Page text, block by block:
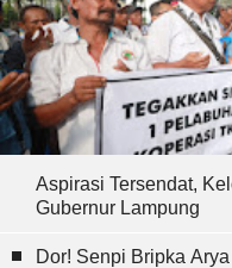
Aspirasi Tersendat,
Gubernur Lampung
Dor! Senpi Bripka